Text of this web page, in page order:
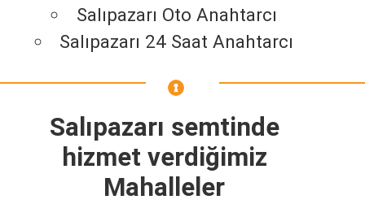
Salıpazarı Oto Anahtarcı
Salıpazarı 24 Saat Anahtarcı
Salıpazarı semtinde
hizmet verdiğimiz
Mahalleler